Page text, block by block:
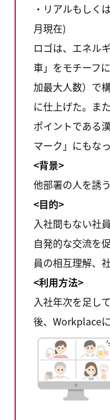
・リアルもしく
月現在)
ロゴは、エネル
車」をモチーフ
加最大人数）で
に仕上げた。ま
ポイントである
マーク」にもな
<背景>
他部署の人を誘
<目的>
入社間もない社
自発的な交流を
員の相互理解、
<利用方法>
入社年次を足し
後、Workplace